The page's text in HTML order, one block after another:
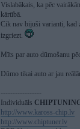
Vislabākais, ka pēc
kārtībā.
Cik nav bijuši varianti, kad
izgriezt.
Mīts par auto dūmošanu
Dūmo tikai auto ar jau
-----------------
Individuāls
http://www.kaross-chip.lv
http://www.chiptuner.lv